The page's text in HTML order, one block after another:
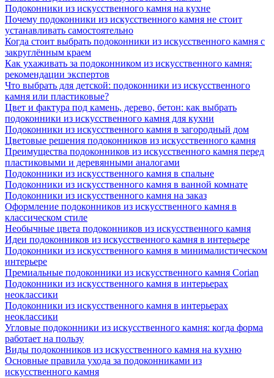
Подоконники из искусственного камня на кухне
Почему подоконники из искусственного камня не стоит
устанавливать самостоятельно
Когда стоит выбрать подоконники из искусственного камня с
закруглённым краем
Как ухаживать за подоконником из искусственного камня:
рекомендации экспертов
Что выбрать для детской: подоконники из искусственного
камня или пластиковые?
Цвет и фактура под камень, дерево, бетон: как выбрать
подоконники из искусственного камня для кухни
Подоконники из искусственного камня в загородный дом
Цветовые решения подоконников из искусственного камня
Преимущества подоконников из искусственного камня перед
пластиковыми и деревянными аналогами
Подоконники из искусственного камня в спальне
Подоконники из искусственного камня в ванной комнате
Подоконники из искусственного камня на заказ
Оформление подоконников из искусственного камня в
классическом стиле
Необычные цвета подоконников из искусственного камня
Идеи подоконников из искусственного камня в интерьере
Подоконники из искусственного камня в минималистическом
интерьере
Премиальные подоконники из искусственного камня Corian
Подоконники из искусственного камня в интерьерах
неоклассики
Подоконники из искусственного камня в интерьерах
неоклассики
Угловые подоконники из искусственного камня: когда форма
работает на пользу
Виды подоконников из искусственного камня на кухню
Основные правила ухода за подоконниками из
искусственного камня